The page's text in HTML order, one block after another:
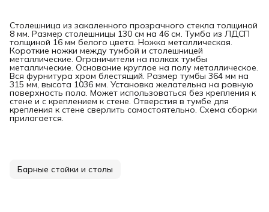
Столешница из закаленного прозрачного стекла толщиной
8 мм. Размер столешницы 130 см на 46 см. Тумба из ЛДСП
толщиной 16 мм белого цвета. Ножка металлическая.
Короткие ножки между тумбой и столешницей
металлические. Ограничители на полках тумбы
металлические. Основание круглое на полу металлическое.
Вся фурнитура хром блестящий. Размер тумбы 364 мм на
315 мм, высота 1036 мм. Установка желательна на ровную
поверхность пола. Может использоваться без крепления к
стене и с креплением к стене. Отверстия в тумбе для
крепления к стене сверлить самостоятельно. Схема сборки
прилагается.
Барные стойки и столы